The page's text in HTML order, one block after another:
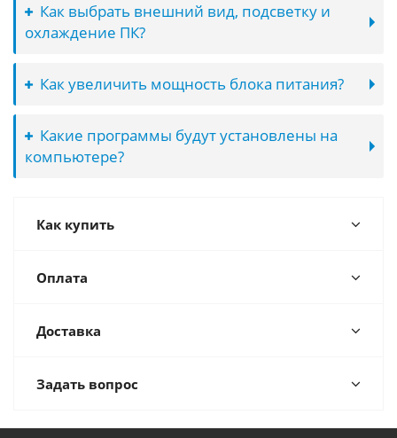
Как выбрать внешний вид, подсветку и
охлаждение ПК?
Как увеличить мощность блока питания?
Какие программы будут установлены на
компьютере?
Как купить
Оплата
Доставка
Задать вопрос